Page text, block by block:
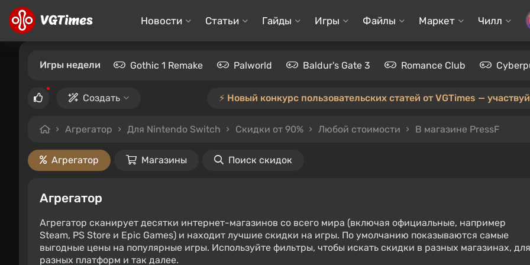
Новости Статьи Гайды Игры Файлы Маркет Чилл
Игры недели Gothic 1 Remake Palworld Baldur's Gate 3 Romance Club
Создать ⚡️ Новый конкурс пользовательских статей от VGTimes —
Агрегатор Для Nintendo Switch Скидки от 90% Любой стоимости В магазине PressF
Агрегатор Магазины Поиск скидок
Агрегатор
Агрегатор сканирует десятки интернет-магазинов со всего мира (включая официальные, например
Steam, PS Store и Epic Games) и находит лучшие скидки на игры. По умолчанию показываются самые
выгодные цены на популярные игры. Используйте фильтры, чтобы искать скидки в разных магазинах, для
разных платформ и так далее.